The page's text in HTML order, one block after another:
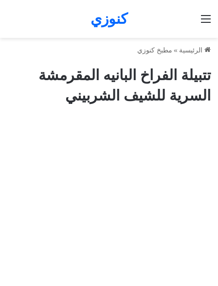
كنوزي
الرئيسية » مطبخ كنوزي
تتبيلة الفراخ البانيه المقرمشة
السرية للشيف الشربيني